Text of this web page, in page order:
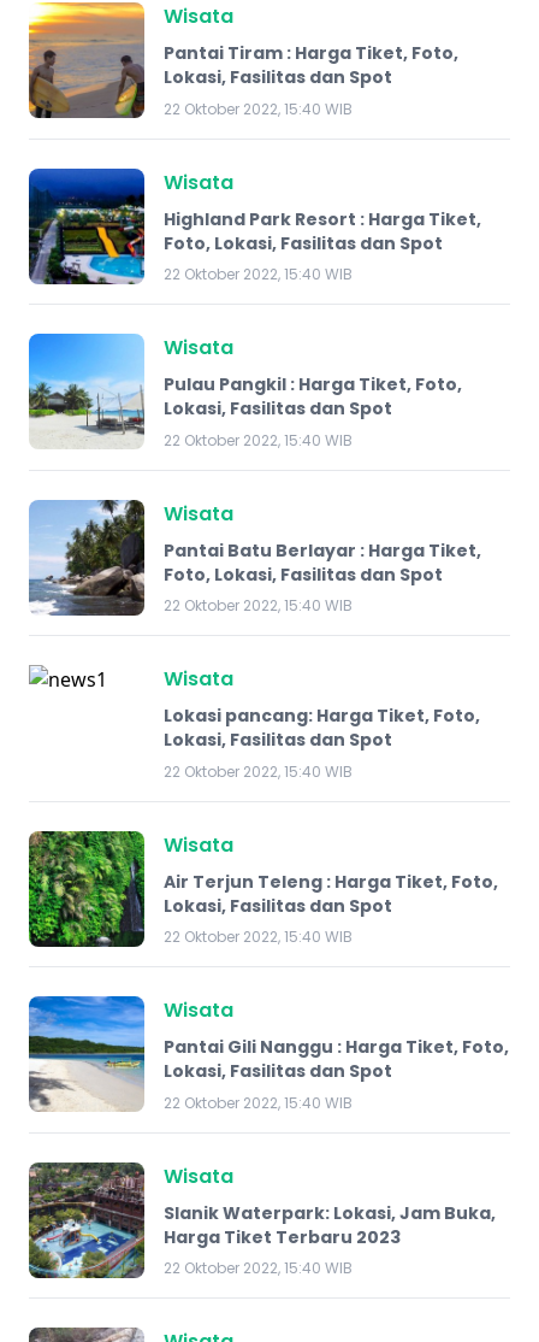
Wisata
Pantai Tiram : Harga Tiket, Foto,
Lokasi, Fasilitas dan Spot
22 Oktober 2022, 15:40 WIB
Wisata
Highland Park Resort : Harga Tiket,
Foto, Lokasi, Fasilitas dan Spot
22 Oktober 2022, 15:40 WIB
Wisata
Pulau Pangkil : Harga Tiket, Foto,
Lokasi, Fasilitas dan Spot
22 Oktober 2022, 15:40 WIB
Wisata
Pantai Batu Berlayar : Harga Tiket,
Foto, Lokasi, Fasilitas dan Spot
22 Oktober 2022, 15:40 WIB
Wisata
Lokasi pancang: Harga Tiket, Foto,
Lokasi, Fasilitas dan Spot
22 Oktober 2022, 15:40 WIB
Wisata
Air Terjun Teleng : Harga Tiket, Foto,
Lokasi, Fasilitas dan Spot
22 Oktober 2022, 15:40 WIB
Wisata
Pantai Gili Nanggu : Harga Tiket, Foto,
Lokasi, Fasilitas dan Spot
22 Oktober 2022, 15:40 WIB
Wisata
Slanik Waterpark: Lokasi, Jam Buka,
Harga Tiket Terbaru 2023
22 Oktober 2022, 15:40 WIB